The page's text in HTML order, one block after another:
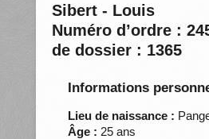
Sibert - Louis
Numéro d’ordre :
de dossier : 1365
Informations
Lieu de naissance :
Âge : 25 ans